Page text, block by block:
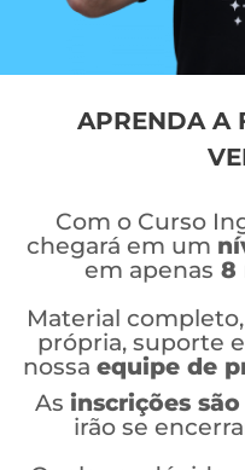
APRENDA A
Com o Curso
chegará em um
em apenas 8
Material
própria, suporte
nossa equipe de
As inscrições
irão se